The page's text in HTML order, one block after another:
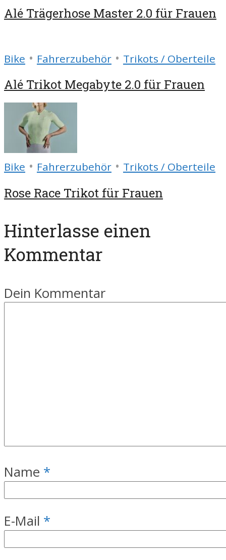
Alé Trägerhose Master 2.0 für Frauen
Bike • Fahrerzubehör • Trikots / Oberteile
Alé Trikot Megabyte 2.0 für Frauen
Bike • Fahrerzubehör • Trikots / Oberteile
Rose Race Trikot für Frauen
Hinterlasse einen
Kommentar
Dein Kommentar
Name *
E-Mail *